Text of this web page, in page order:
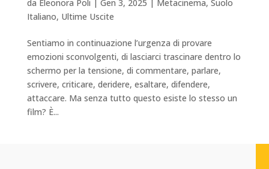
da Eleonora Poli | Gen 3, 2025 | Metacinema, Suolo
Italiano, Ultime Uscite
Sentiamo in continuazione l’urgenza di provare
emozioni sconvolgenti, di lasciarci trascinare dentro lo
schermo per la tensione, di commentare, parlare,
scrivere, criticare, deridere, esaltare, difendere,
attaccare. Ma senza tutto questo esiste lo stesso un
film? È...